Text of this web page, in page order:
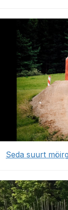
Seda suurt